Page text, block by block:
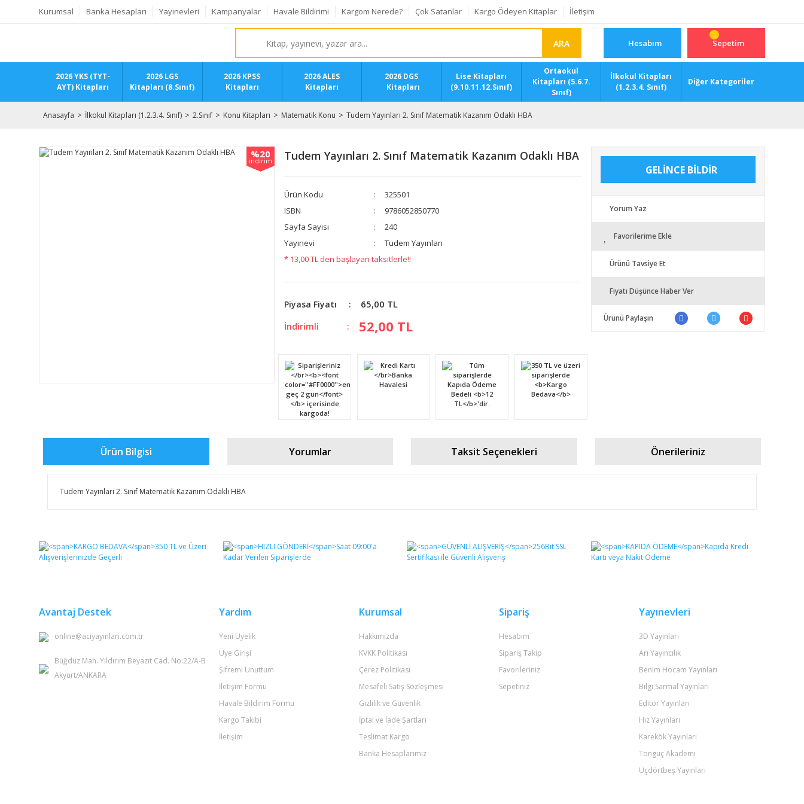
Kurumsal Banka Hesapları Yayınevleri Kampanyalar Havale Bildirimi Kargom Nerede? Çok Satanlar Kargo Ödeyen Kitaplar İletişim
ARA Hesabım Sepetim
2026 YKS (TYT-
AYT) Kitapları
2026 LGS
Kitapları (8.Sınıf)
2026 KPSS
Kitapları
2026 ALES
Kitapları
2026 DGS
Kitapları
Lise Kitapları
(9.10.11.12.Sınıf)
Ortaokul
Kitapları (5.6.7.
Sınıf)
İlkokul Kitapları
(1.2.3.4. Sınıf)
Diğer Kategoriler
Anasayfa İlkokul Kitapları (1.2.3.4. Sınıf) 2.Sınıf Konu Kitapları Matematik Konu Tudem Yayınları 2. Sınıf Matematik Kazanım Odaklı HBA
%20
indirim Tudem Yayınları 2. Sınıf Matematik Kazanım Odaklı HBA
Ürün Kodu
325501
ISBN
9786052850770
Sayfa Sayısı
240
Yayınevi
Tudem Yayınları
* 13,00 TL den başlayan taksitlerle!!
Piyasa Fiyatı 65,00 TL
İndirimli 52,00 TL
GELİNCE BİLDİR
Yorum Yaz
Favorilerime Ekle
Ürünü Tavsiye Et
Fiyatı Düşünce Haber Ver
Ürünü Paylaşın
Ürün Bilgisi Yorumlar Taksit Seçenekleri Önerileriniz
Tudem Yayınları 2. Sınıf Matematik Kazanım Odaklı HBA
Bu ürüne ilk yorumu siz yapın!
Görüş ve önerileriniz için teşekkür ederiz.
Bu ürüne benzer farklı alternatifler olmalı.
Gönder
Avantaj Destek
online@aciyayinlari.com.tr
Büğdüz Mah. Yıldırım Beyazıt Cad. No:22/A-B
Akyurt/ANKARA
Yardım
Yeni Üyelik
Üye Girişi
Şifremi Unuttum
İletişim Formu
Havale Bildirim Formu
Kargo Takibi
İletişim
Kurumsal
Hakkımızda
KVKK Politikası
Çerez Politikası
Mesafeli Satış Sözleşmesi
Gizlilik ve Güvenlik
İptal ve İade Şartları
Teslimat Kargo
Banka Hesaplarımız
Sipariş
Hesabım
Sipariş Takip
Favorileriniz
Sepetiniz
Yayınevleri
3D Yayınları
Arı Yayıncılık
Benim Hocam Yayınları
Bilgi Sarmal Yayınları
Editör Yayınları
Hız Yayınları
Karekök Yayınları
Tonguç Akademi
Üçdörtbeş Yayınları